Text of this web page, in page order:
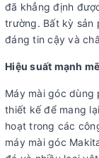
đã khẳng định
trường. Bất kỳ sản
đáng tin cậy và
Hiệu suất mạnh
Máy mài góc dùng
thiết kế để mang
hoạt trong các
máy mài góc